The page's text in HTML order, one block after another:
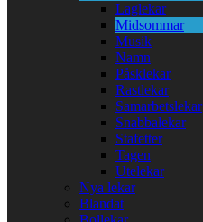
Laglekar
Midsommar
Musik
Namn
Påsklekar
Rastlekar
Samarbetslekar
Snabbalekar
Stafetter
Tagen
Utelekar
Nya lekar
Blandat